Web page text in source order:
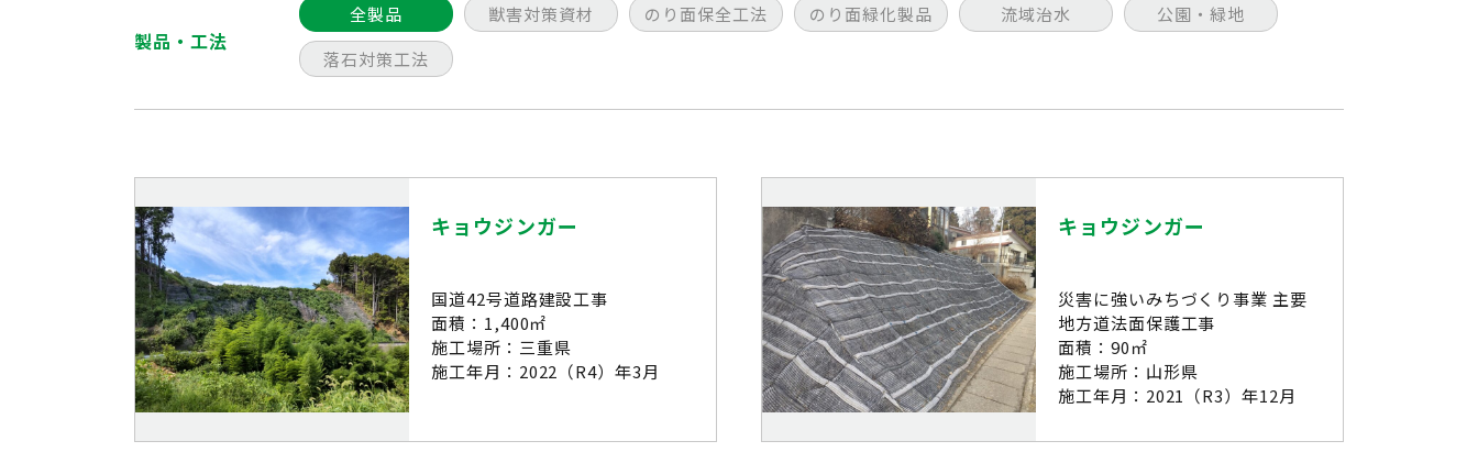
製品・工法
全製品 獣害対策資材 のり面保全工法 のり面緑化製品 流域治水
公園・緑地
落石対策工法
キョウジンガー
国道42号道路建設工事
面積：1,400㎡
施工場所：三重県
施工年月：2022（R4）年3月
キョウジンガー
災害に強いみちづくり事業 主要
地方道法面保護工事
面積：90㎡
施工場所：山形県
施工年月：2021（R3）年12月